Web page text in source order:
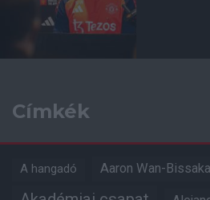
Címkék
A hangadó Aaron Wan-Bissaka